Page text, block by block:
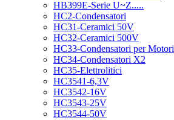
HB399E-Serie U~Z.....
HC2-Condensatori
HC31-Ceramici 50V
HC32-Ceramici 500V
HC33-Condensatori per Motori
HC34-Condensatori X2
HC35-Elettrolitici
HC3541-6,3V
HC3542-16V
HC3543-25V
HC3544-50V